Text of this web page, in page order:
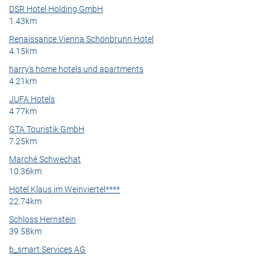
DSR Hotel Holding GmbH
1.43km
Renaissance Vienna Schönbrunn Hotel
4.15km
harry's home hotels und apartments
4.21km
JUFA Hotels
4.77km
GTA Touristik GmbH
7.25km
Marché Schwechat
10.36km
Hotel Klaus im Weinviertel****
22.74km
Schloss Hernstein
39.58km
b_smart Services AG